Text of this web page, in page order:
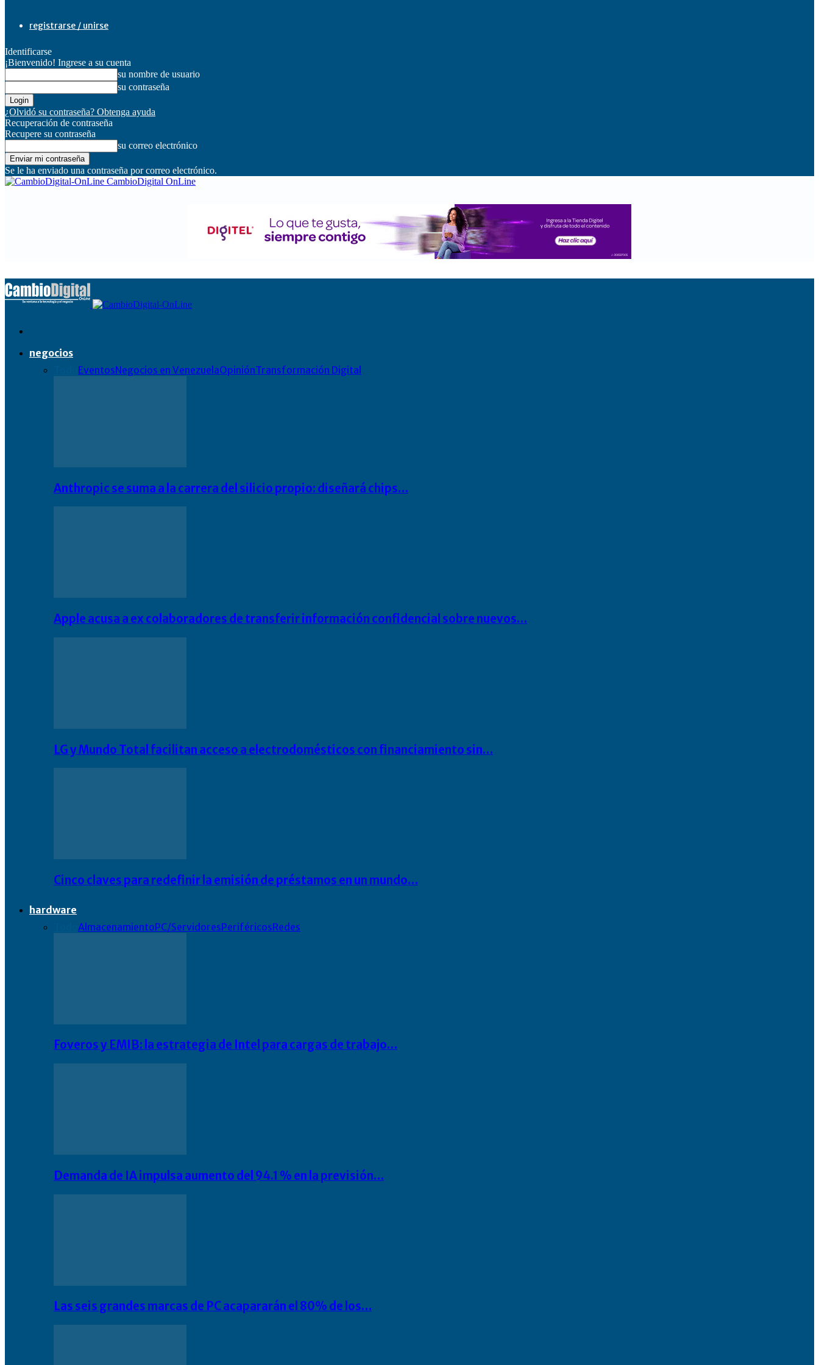
registrarse / unirse
Identificarse
¡Bienvenido! Ingrese a su cuenta
su nombre de usuario
su contraseña
¿Olvidó su contraseña? Obtenga ayuda
Recuperación de contraseña
Recupere su contraseña
su correo electrónico
Se le ha enviado una contraseña por correo electrónico.
CambioDigital OnLine
negocios
EventosNegocios en VenezuelaOpiniónTransformación Digital
Anthropic se suma a la carrera del silicio propio: diseñará chips…
Apple acusa a ex colaboradores de transferir información confidencial sobre nuevos…
LG y Mundo Total facilitan acceso a electrodomésticos con financiamiento sin…
Cinco claves para redefinir la emisión de préstamos en un mundo…
hardware
AlmacenamientoPC/ServidoresPeriféricosRedes
Foveros y EMIB: la estrategia de Intel para cargas de trabajo…
Demanda de IA impulsa aumento del 94.1 % en la previsión…
Las seis grandes marcas de PC acapararán el 80% de los…